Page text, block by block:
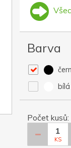
Barva
bílá
Počet kusů:
KS